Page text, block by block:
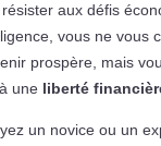
aux défis
vous ne vous
prospère, mais
une liberté
un novice ou un